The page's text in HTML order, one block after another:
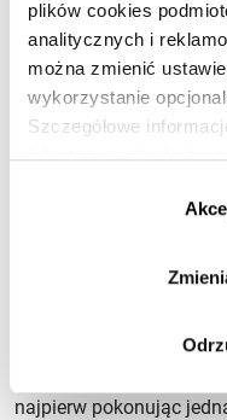
plików cookies
analitycznych i
można zmienić
wykorzystanie
Szczegółowe
ich stosowania
rekomendacji,
z mediów
ubezpiecza właścicieli
Według magazynu Forbes
25% w skali roku.
zorganizowaną wokół
najpierw pokonując